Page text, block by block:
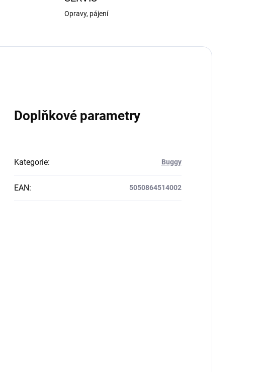
Opravy, pájení
Doplňkové parametry
Kategorie: Buggy
EAN: 5050864514002